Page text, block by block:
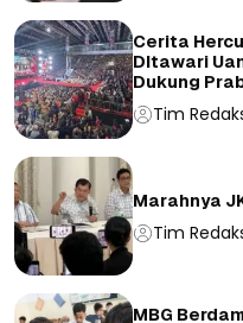
Cerita
DItawari
Dukung
Tim
Marahnya
Tim
MBG